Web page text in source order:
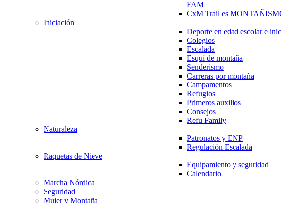
FAM
CxM Trail es
Iniciación
Deporte en edad escolar e
Colegios
Escalada
Esquí de montaña
Senderismo
Carreras por montaña
Campamentos
Refugios
Primeros auxilios
Consejos
Refu Family
Naturaleza
Patronatos y ENP
Regulación Escalada
Raquetas de Nieve
Equipamiento y seguridad
Calendario
Marcha Nórdica
Seguridad
Mujer y Montaña